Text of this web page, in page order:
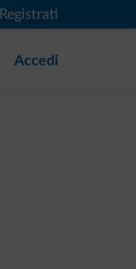
Registrati
Accedi